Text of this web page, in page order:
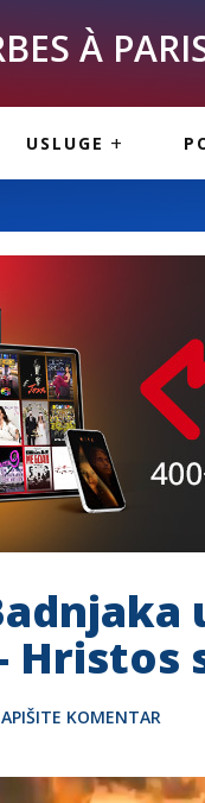
À
USLUGE
INFORMACIJE
Hristos
KOMENTAR